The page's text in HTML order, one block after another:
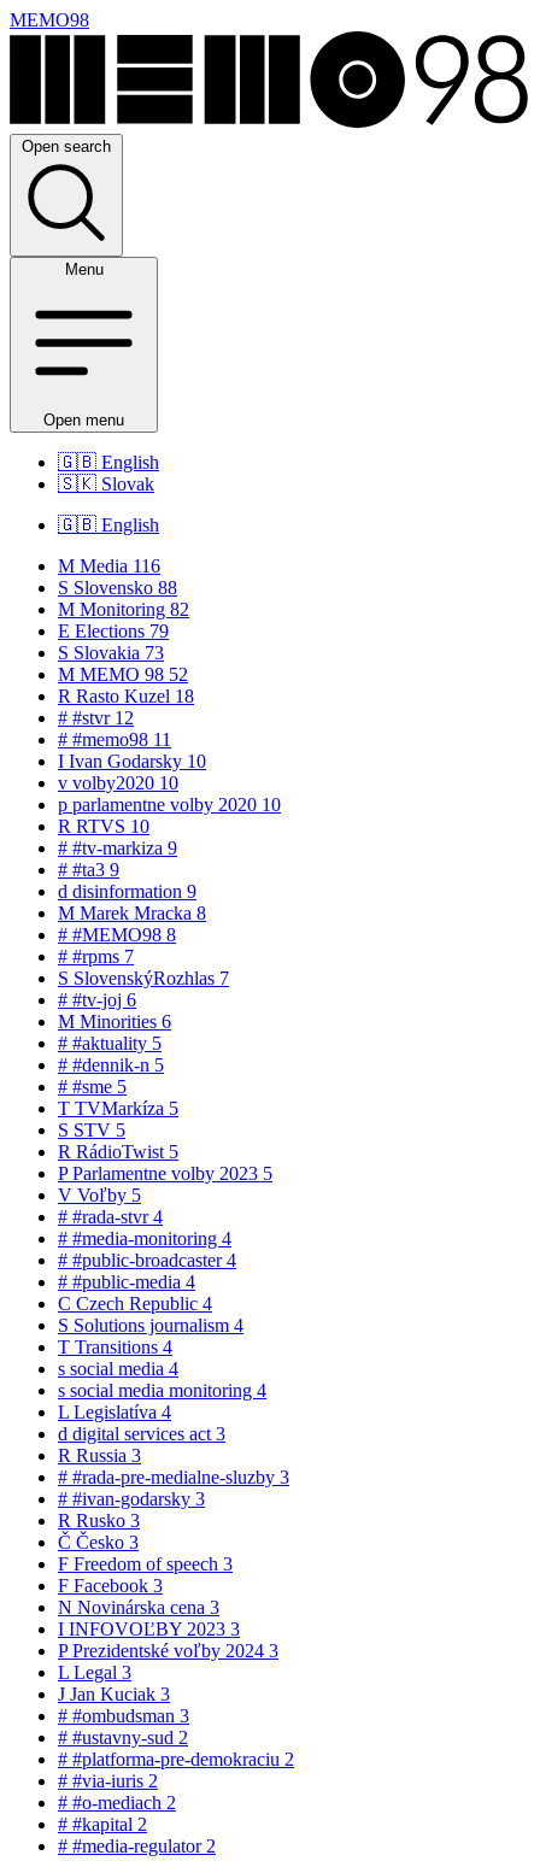
MEMO98
Open search
Menu
Open menu
🇬🇧 English
🇸🇰 Slovak
🇬🇧 English
M Media 116
S Slovensko 88
M Monitoring 82
E Elections 79
S Slovakia 73
M MEMO 98 52
R Rasto Kuzel 18
# #stvr 12
# #memo98 11
I Ivan Godarsky 10
v volby2020 10
p parlamentne volby 2020 10
R RTVS 10
# #tv-markiza 9
# #ta3 9
d disinformation 9
M Marek Mracka 8
# #MEMO98 8
# #rpms 7
S SlovenskýRozhlas 7
# #tv-joj 6
M Minorities 6
# #aktuality 5
# #dennik-n 5
# #sme 5
T TVMarkíza 5
S STV 5
R RádioTwist 5
PParlamentne volby 2023 5
V Voľby 5
# #rada-stvr4
# #media-monitoring 4
# #public-broadcaster4
# #public-media 4
C Czech Republic 4
S Solutions journalism 4
T Transitions 4
s social media 4
s social media monitoring 4
L Legislatíva 4
d digital services act 3
R Russia 3
# #rada-pre-medialne-sluzby 3
# #ivan-godarsky 3
R Rusko 3
Č Česko 3
F Freedom of speech 3
F Facebook 3
N Novinárska cena 3
I INFOVOĽBY 2023 3
PPrezidentské voľby 2024 3
L Legal 3
J Jan Kuciak 3
# #ombudsman 3
# #ustavny-sud 2
# #platforma-pre-demokraciu 2
# #via-iuris 2
# #o-mediach 2
# #kapital 2
# #media-regulator 2